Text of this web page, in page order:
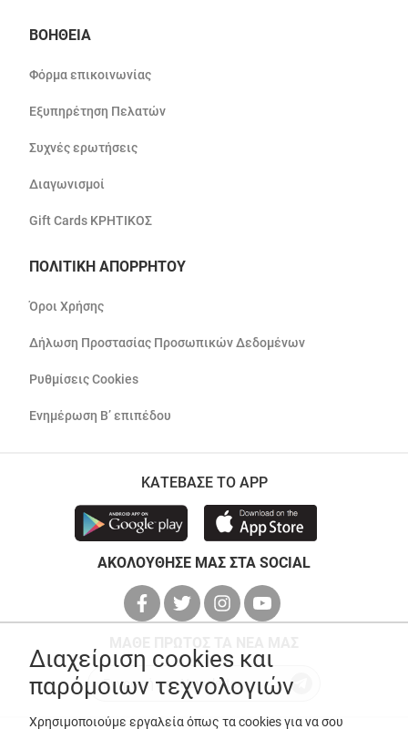
ΒΟΗΘΕΙΑ
Φόρμα επικοινωνίας
Εξυπηρέτηση Πελατών
Συχνές ερωτήσεις
Διαγωνισμοί
Gift Cards ΚΡΗΤΙΚΟΣ
ΠΟΛΙΤΙΚΗ ΑΠΟΡΡΗΤΟΥ
Όροι Χρήσης
Δήλωση Προστασίας Προσωπικών Δεδομένων
Ρυθμίσεις Cookies
Ενημέρωση Β’ επιπέδου
ΚΑΤΕΒΑΣΕ ΤΟ APP
ΑΚΟΛΟΥΘΗΣΕ ΜΑΣ ΣΤΑ SOCIAL
Διαχείριση cookies και
παρόμοιων τεχνολογιών
Χρησιμοποιούμε εργαλεία όπως τα cookies για να σου